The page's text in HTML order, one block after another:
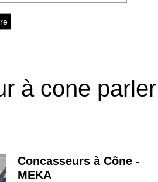
à cone parler
Concasseurs à Cône -
MEKA